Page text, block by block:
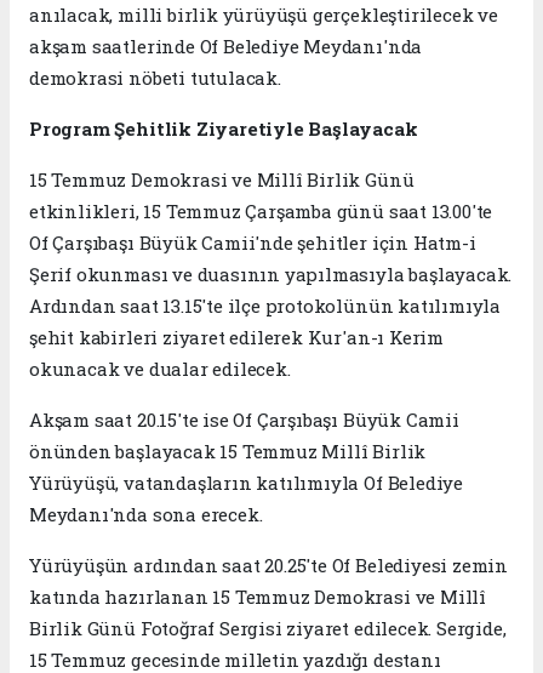
anılacak, milli birlik yürüyüşü gerçekleştirilecek ve
akşam saatlerinde Of Belediye Meydanı'nda
demokrasi nöbeti tutulacak.
Program Şehitlik Ziyaretiyle Başlayacak
15 Temmuz Demokrasi ve Millî Birlik Günü
etkinlikleri, 15 Temmuz Çarşamba günü saat 13.00'te
Of Çarşıbaşı Büyük Camii'nde şehitler için Hatm-i
Şerif okunması ve duasının yapılmasıyla başlayacak.
Ardından saat 13.15'te ilçe protokolünün katılımıyla
şehit kabirleri ziyaret edilerek Kur'an-ı Kerim
okunacak ve dualar edilecek.
Akşam saat 20.15'te ise Of Çarşıbaşı Büyük Camii
önünden başlayacak 15 Temmuz Millî Birlik
Yürüyüşü, vatandaşların katılımıyla Of Belediye
Meydanı'nda sona erecek.
Yürüyüşün ardından saat 20.25'te Of Belediyesi zemin
katında hazırlanan 15 Temmuz Demokrasi ve Millî
Birlik Günü Fotoğraf Sergisi ziyaret edilecek. Sergide,
15 Temmuz gecesinde milletin yazdığı destanı